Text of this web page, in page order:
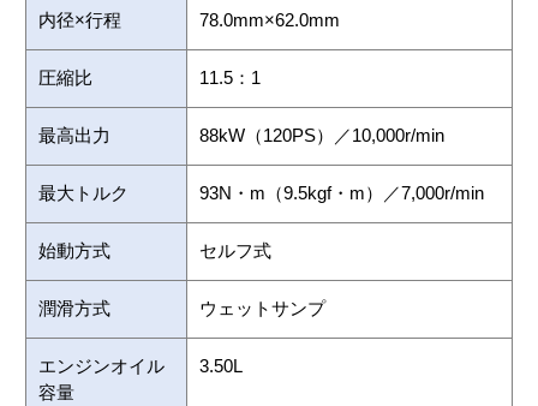
内径×行程 78.0mm×62.0mm
圧縮比 11.5：1
最高出力 88kW（120PS）／10,000r/min
最大トルク 93N・m（9.5kgf・m）／7,000r/min
始動方式 セルフ式
潤滑方式 ウェットサンプ
エンジンオイル
容量
3.50L